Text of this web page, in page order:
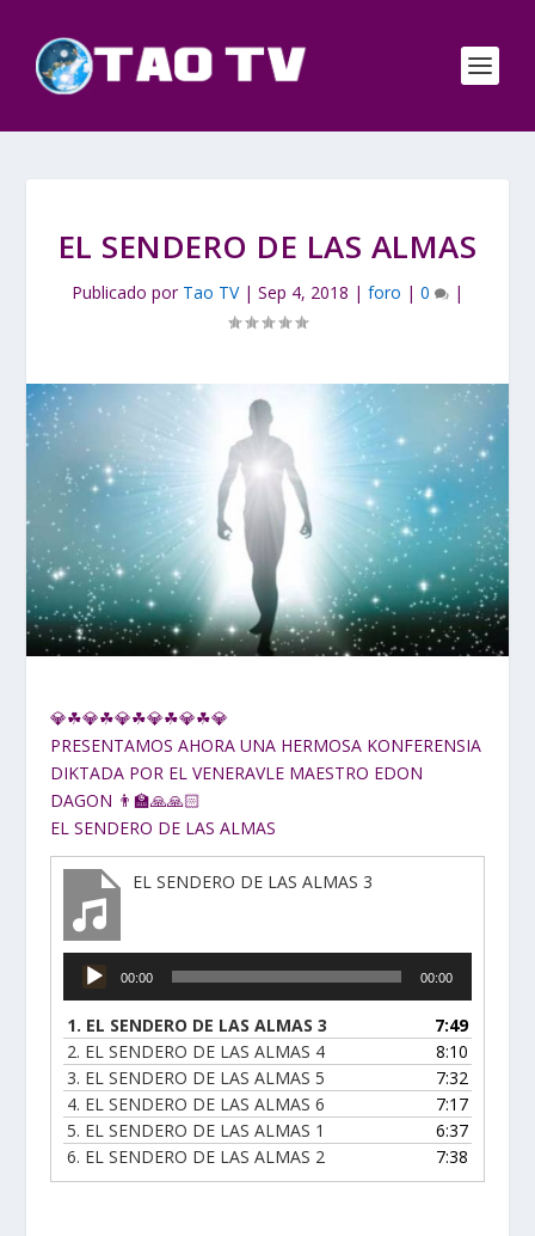
EL SENDERO DE LAS ALMAS
Publicado por Tao TV| Sep 4, 2018 | foro | 0 |
💎☘💎☘💎☘💎☘💎☘💎
PRESENTAMOS AHORA UNA HERMOSA KONFERENSIA
DIKTADA POR EL VENERAVLE MAESTRO EDON
DAGON 👨‍🏫🙏🙏🏻
EL SENDERO DE LAS ALMAS
EL SENDERO DE LAS ALMAS 3
Reproductor
00:00 00:00
1. EL SENDERO DE LAS ALMAS 3
7:49
2. EL SENDERO DE LAS ALMAS 4
8:10
3. EL SENDERO DE LAS ALMAS 5
7:32
4. EL SENDERO DE LAS ALMAS 6
7:17
5. EL SENDERO DE LAS ALMAS 1
6:37
6. EL SENDERO DE LAS ALMAS 2 7:38